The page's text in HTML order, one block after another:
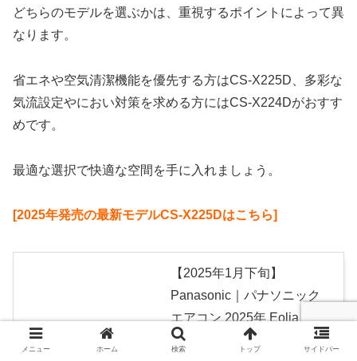
どちらのモデルを選ぶかは、重視するポイントによって異
なります。
省エネや空気清潔機能を優先する方はCS-X225D、多彩な
気流設定やにおい対策を求める方にはCS-X224Dがおすす
めです。
最適な選択で快適な空間を手に入れましょう。
[2025年発売の最新モデルCS-X225Dはこちら]
【2025年1月下旬】
Panasonic｜パナソニック
エアコン 2025年 Eolia（エ
オリア）Xシリーズ CS-
メニュー ホーム 検索 トップ サイドバー